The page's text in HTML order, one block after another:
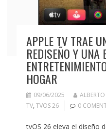
APPLE TV TRAE
REDISEÑO Y UNA
HOGAR
09/06/2025
TV, TVOS 26 0
tvOS 26 eleva el diseño